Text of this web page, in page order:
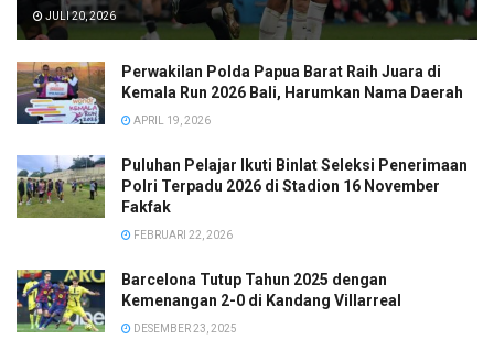
JULI 20, 2026
Perwakilan Polda Papua Barat Raih Juara di
Kemala Run 2026 Bali, Harumkan Nama Daerah
APRIL 19, 2026
Puluhan Pelajar Ikuti Binlat Seleksi Penerimaan
Polri Terpadu 2026 di Stadion 16 November
Fakfak
FEBRUARI 22, 2026
Barcelona Tutup Tahun 2025 dengan
Kemenangan 2-0 di Kandang Villarreal
DESEMBER 23, 2025